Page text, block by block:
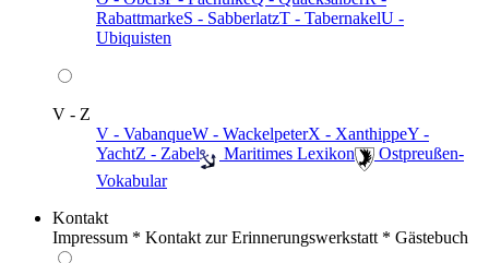
RabattmarkeS - SabberlatzT - TabernakelU -
Ubiquisten
V - Z
V - VabanqueW - WackelpeterX - XanthippeY -
YachtZ - Zabel ️ Maritimes Lexikon
️ Ostpreußen-
Vokabular
Kontakt
Impressum * Kontakt zur Erinnerungswerkstatt * Gästebuch